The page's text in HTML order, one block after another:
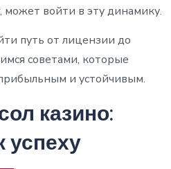
может войти в эту динамику.
путь от лицензии до
советами, которые
и устойчивым.
казино:
успеху